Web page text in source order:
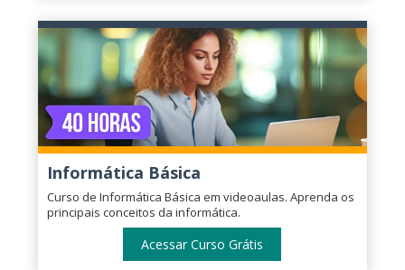
Informática Básica
Curso de Informática Básica em videoaulas. Aprenda os
principais conceitos da informática.
Acessar Curso Grátis